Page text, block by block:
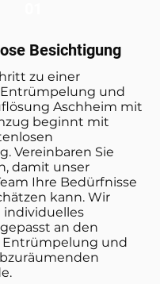
Besichtigung
zu einer
und
Aschheim mit
beginnt mit
Vereinbaren Sie
damit unser
Ihre Bedürfnisse
kann. Wir
individuelles
an den
Entrümpelung und